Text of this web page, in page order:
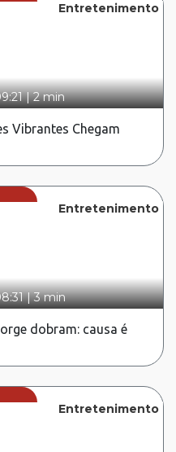
Entretenimento
|2 min
Vibrantes Chegam
Entretenimento
|3 min
dobram: causa é
Entretenimento